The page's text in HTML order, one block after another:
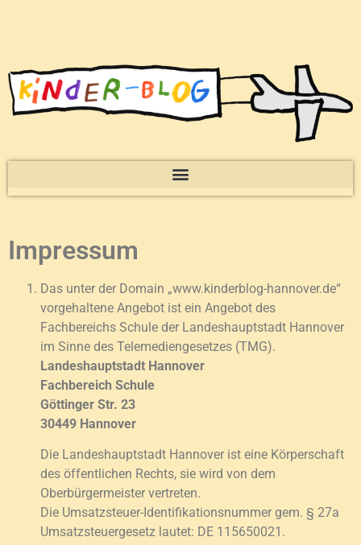
Impressum
Das unter der Domain „www.kinderblog-hannover.de“
vorgehaltene Angebot ist ein Angebot des
Fachbereichs Schule der Landeshauptstadt Hannover
im Sinne des Telemediengesetzes (TMG).
Landeshauptstadt Hannover
Fachbereich Schule
Göttinger Str. 23
30449 Hannover
Die Landeshauptstadt Hannover ist eine Körperschaft
des öffentlichen Rechts, sie wird von dem
Oberbürgermeister vertreten.
Die Umsatzsteuer-Identifikationsnummer gem. § 27a
Umsatzsteuergesetz lautet: DE 115650021.